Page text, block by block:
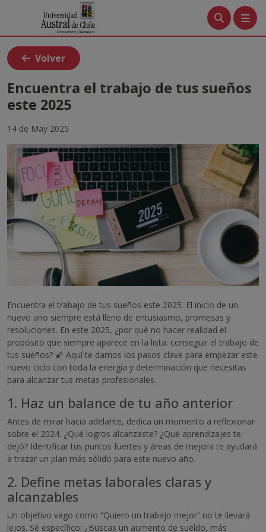
Volver
Encuentra el trabajo de tus sueños
este 2025
14 de May 2025
Encuentra el trabajo de tus sueños este 2025. El inicio de un
nuevo año siempre está lleno de entusiasmo, promesas y
resoluciones. En este 2025, ¿por qué no hacer realidad el
propósito que siempre aparece en la lista: conseguir el trabajo de
tus sueños? 🌠 Aquí te damos los pasos clave para empezar este
nuevo ciclo con toda la energía y determinación que necesitas
para alcanzar tus metas profesionales.
1. Haz un balance de tu año anterior
Antes de mirar hacia adelante, dedica un momento a reflexionar
sobre el 2024. ¿Qué logros alcanzaste? ¿Qué aprendizajes te
dejó? Identificar tus puntos fuertes y áreas de mejora te ayudará
a trazar un plan más sólido para este nuevo año.
2. Define metas laborales claras y
alcanzables
Un objetivo vago como “Quiero un trabajo mejor” no te llevará
lejos. Sé específico: ¿Buscas un aumento de sueldo, más